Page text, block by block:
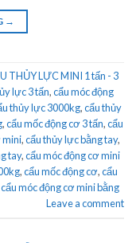
→
THỦY LỰC MINI 1 tấn - 3
lực 3 tấn,cẩu móc động
thủy lực 3000kg,cẩu thủy
,cẩu mốc động cơ 3 tấn,cẩu
mini,cẩu thủy lực bằng tay,
tay,cẩu móc động cơ mini
,cẩu mốc động cơ,cẩu
cẩu móc động cơ mini bằng
Leave a comment